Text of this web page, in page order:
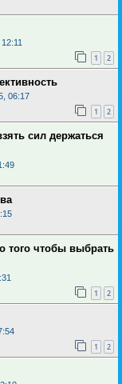
1 2
06:17
1 2
сил держаться
того чтобы выбрать
1 2
1 2